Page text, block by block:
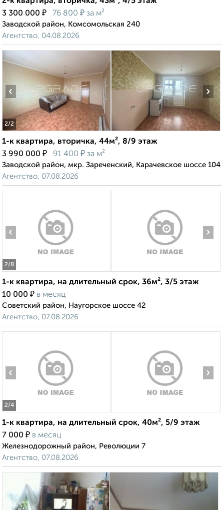
3 300 000 ₽ 76 800 ₽ за м²
Заводской район, Комсомольская 240
Агентство, 04.08.2026
2/2
‹ ›
1-к квартира, вторичка, 44м², 8/9 этаж
3 990 000 ₽ 91 400 ₽ за м²
Заводской район, мкр. Зареченский, Карачевское шоссе 104
Агентство, 07.08.2026
2/8
‹ ›
1-к квартира, на длительный срок, 36м², 3/5 этаж
10 000 ₽ в месяц
Советский район, Наугорское шоссе 42
Агентство, 07.08.2026
2/4
‹ ›
1-к квартира, на длительный срок, 40м², 5/9 этаж
7 000 ₽ в месяц
Железнодорожный район, Революции 7
Агентство, 07.08.2026